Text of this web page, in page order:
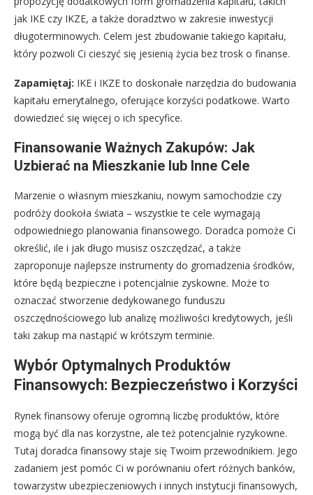
jak IKE czy IKZE, a także doradztwo w zakresie inwestycji
długoterminowych. Celem jest zbudowanie takiego kapitału,
który pozwoli Ci cieszyć się jesienią życia bez trosk o finanse.
Zapamiętaj: IKE i IKZE to doskonałe narzędzia do budowania
kapitału emerytalnego, oferujące korzyści podatkowe. Warto
dowiedzieć się więcej o ich specyfice.
Finansowanie Ważnych Zakupów: Jak
Uzbierać na Mieszkanie lub Inne Cele
Marzenie o własnym mieszkaniu, nowym samochodzie czy
podróży dookoła świata – wszystkie te cele wymagają
odpowiedniego planowania finansowego. Doradca pomoże Ci
określić, ile i jak długo musisz oszczędzać, a także
zaproponuje najlepsze instrumenty do gromadzenia środków,
które będą bezpieczne i potencjalnie zyskowne. Może to
oznaczać stworzenie dedykowanego funduszu
oszczędnościowego lub analizę możliwości kredytowych, jeśli
taki zakup ma nastąpić w krótszym terminie.
Wybór Optymalnych Produktów
Finansowych: Bezpieczeństwo i Korzyści
Rynek finansowy oferuje ogromną liczbę produktów, które
mogą być dla nas korzystne, ale też potencjalnie ryzykowne.
Tutaj doradca finansowy staje się Twoim przewodnikiem. Jego
zadaniem jest pomóc Ci w porównaniu ofert różnych banków,
towarzystw ubezpieczeniowych i innych instytucji finansowych,